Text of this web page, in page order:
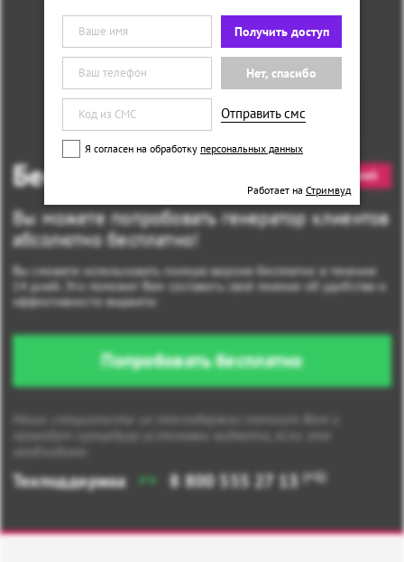
Бесплатная версия 14 дней
Вы можете попробовать генератор клиентов
абсолютно бесплатно!
Вы сможете использовать полную версию бесплатно в течение
14 дней. Это поможет Вам составить своё мнение об удобстве и
эффективности виджета:
Попробовать бесплатно
Наши специалисты из техподержки помогут Вам и
проведут процедуру установки виджета, если это
необходимо.
Техподдержка 8 800 555 27 13(+1)
Получить доступ
Нет, спасибо
Отправить смс
Я согласен на обработку персональных данных
Работает на Стримвуд